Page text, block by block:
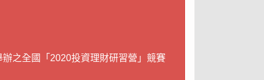
之全國「2020投資理財研習營」競賽